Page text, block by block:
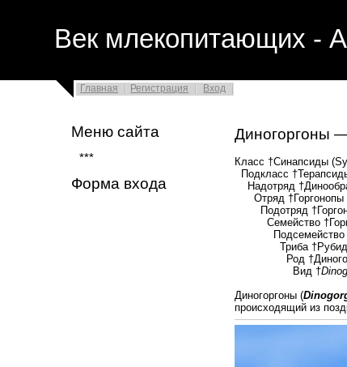
Век млекопитающих -
Главная Регистрация Вход
Меню сайта
***
Форма входа
Диногоргоны
Класс †Синапсиды
Подкласс
Надотряд
Отряд †Горгонопы
Подотряд
Семейство
Подсемейство
Триба
Род
Вид †
Диногоргоны (
происходящий из